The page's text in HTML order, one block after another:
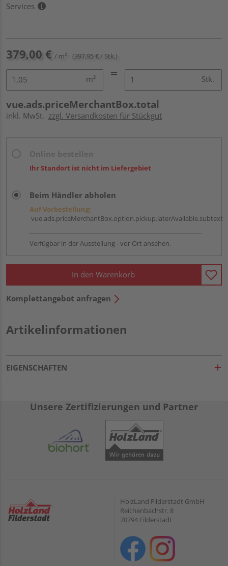
Services
379,00 € / m² (397,95 € / Stk.)
m² Stk.
vue.ads.priceMerchantBox.total
inkl. MwSt. zzgl. Versandkosten für Stückgut
Ihr Standort ist nicht im Liefergebiet
Beim Händler abholen
Auf Vorbestellung:
vue.ads.priceMerchantBox.option.pickup.laterAvailable.subtext
Verfügbar in der Ausstellung - vor Ort ansehen.
In den Warenkorb
Komplettangebot anfragen
Artikelinformationen
EIGENSCHAFTEN
Unsere Zertifizierungen und Partner
HolzLand Filderstadt GmbH
Reichenbachstr. 8
70794 Filderstadt